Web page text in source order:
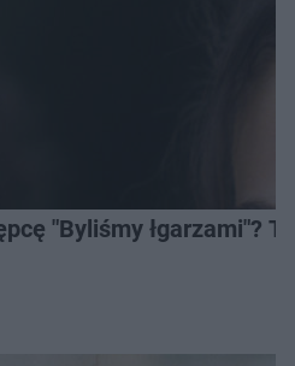
"Byliśmy łgarzami"?